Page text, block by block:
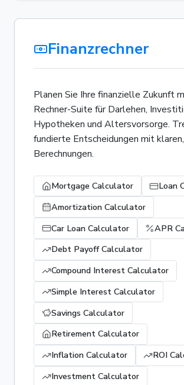
Finanzrechner
Planen Sie Ihre finanzielle Zukunft
Rechner-Suite für Darlehen,
Hypotheken und Altersvorsorge.
fundierte Entscheidungen mit
Berechnungen.
Mortgage Calculator
Loan
Amortization Calculator
Car Loan Calculator
APR
Debt Payoff Calculator
Compound Interest Calculator
Simple Interest Calculator
Savings Calculator
Retirement Calculator
Inflation Calculator
ROI
Investment Calculator